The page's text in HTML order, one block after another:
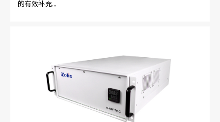
的有效补充...